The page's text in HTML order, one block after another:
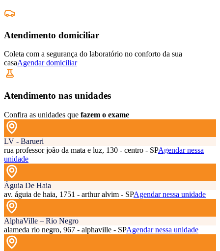
Atendimento domiciliar
Coleta com a segurança do laboratório no conforto da sua
casaAgendar domiciliar
Atendimento nas unidades
Confira as unidades que fazem o exame
LV - Barueri
rua professor joão da mata e luz, 130 - centro - SPAgendar nessa
unidade
Águia De Haia
av. águia de haia, 1751 - arthur alvim - SPAgendar nessa unidade
AlphaVille – Rio Negro
alameda rio negro, 967 - alphaville - SPAgendar nessa unidade